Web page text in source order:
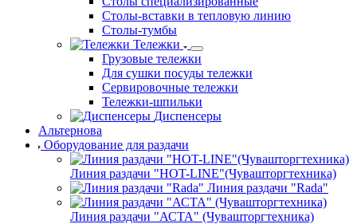
Столы-вставки в тепловую линию
Столы-тумбы
Тележки
Грузовые тележки
Для сушки посуды тележки
Сервировочные тележки
Тележки-шпильки
Диспенсеры
Альтернова
Оборудование для раздачи
Линия раздачи "HOT-LINE"(Чувашторгтехника)
Линия раздачи "Rada"
Линия раздачи "АСТА" (Чувашторгтехника)